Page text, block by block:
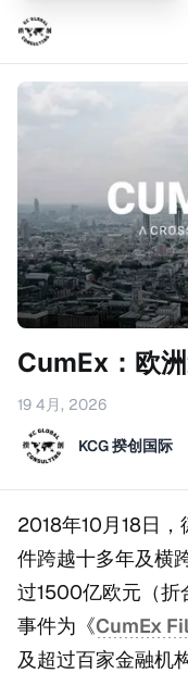
CumEx：欧
19 4月, 2026
KCG 揆创国际
2018年10月18日
件跨越十多年及横
过1500亿欧元（折
事件为《CumEx
及超过百家金融机